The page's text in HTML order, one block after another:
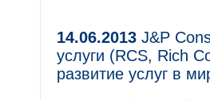
14.06.2013 J&P
услуги (RCS, Rich
развитие услуг в